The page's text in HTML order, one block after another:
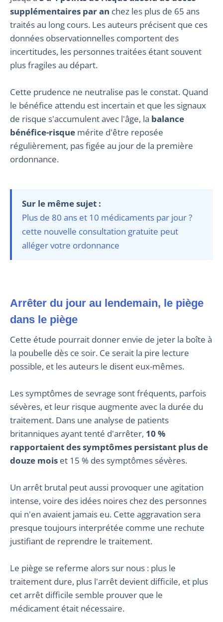
supplémentaires par an chez les plus de 65 ans
traités au long cours. Les auteurs précisent que ces
données observationnelles comportent des
incertitudes, les personnes traitées étant souvent
plus fragiles au départ.
Cette prudence ne neutralise pas le constat. Quand
le bénéfice attendu est incertain et que les signaux
de risque s'accumulent avec l'âge, la balance
bénéfice-risque mérite d'être reposée
régulièrement, pas figée au jour de la première
ordonnance.
Sur le même sujet :
Plus de 80 ans et 10 médicaments par jour ?
cette nouvelle consultation gratuite peut
alléger votre ordonnance
Arrêter du jour au lendemain, le piège
dans le piège
Cette étude pourrait donner envie de jeter la boîte à
la poubelle dès ce soir. Ce serait la pire lecture
possible, et les auteurs le disent eux-mêmes.
Les symptômes de sevrage sont fréquents, parfois
sévères, et leur risque augmente avec la durée du
traitement. Dans une analyse de patients
britanniques ayant tenté d'arrêter, 10 %
rapportaient des symptômes persistant plus de
douze mois et 15 % des symptômes sévères.
Un arrêt brutal peut aussi provoquer une agitation
intense, voire des idées noires chez des personnes
qui n'en avaient jamais eu. Cette aggravation sera
presque toujours interprétée comme une rechute
justifiant de reprendre le traitement.
Le piège se referme alors sur nous : plus le
traitement dure, plus l'arrêt devient difficile, et plus
cet arrêt difficile semble prouver que le
médicament était nécessaire.